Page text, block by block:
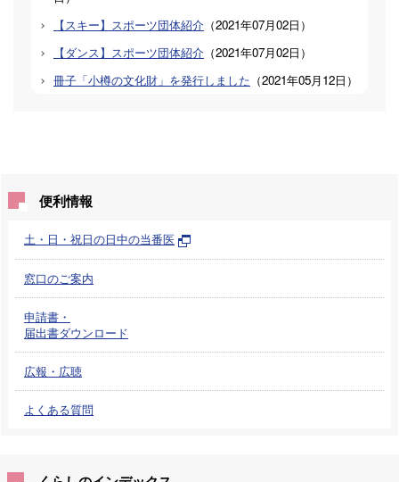
【スキー】スポーツ団体紹介 （2021年07月02日 ）
【ダンス】スポーツ団体紹介 （2021年07月02日 ）
冊子「小樽の文化財」を発行しました （2021年05月12日 ）
便利情報
土・日・祝日の日中の当番医
窓口のご案内
申請書・
届出書ダウンロード
広報・広聴
よくある質問